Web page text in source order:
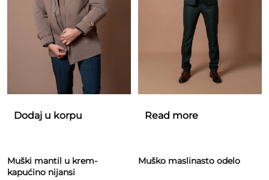
Dodaj u korpu
Muški mantil u krem-
kapućino nijansi
Read more
Muško maslinasto odelo